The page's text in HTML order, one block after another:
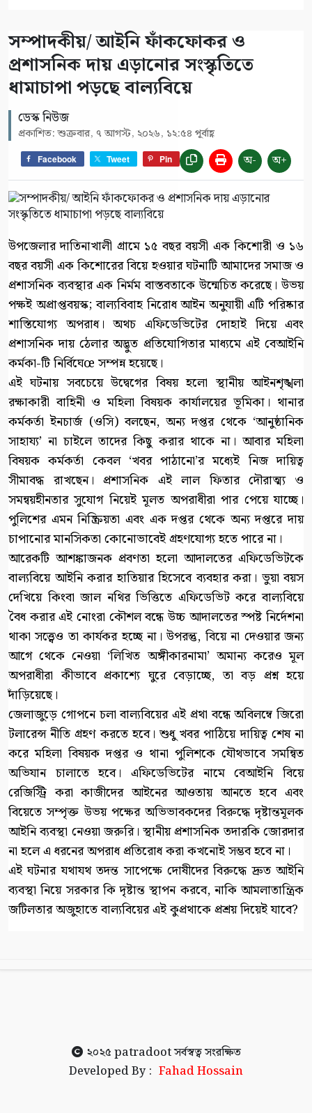
সম্পাদকীয়/ আইনি ফাঁকফোকর ও
প্রশাসনিক দায় এড়ানোর সংস্কৃতিতে
ধামাচাপা পড়ছে বাল্যবিয়ে
ডেস্ক নিউজ
প্রকাশিত: শুক্রবার, ৭ আগস্ট, ২০২৬, ১২:৫৪ পূর্বাহ্ণ
Facebook Tweet Pin অ- অ+
উপজেলার দাতিনাখালী গ্রামে ১৫ বছর বয়সী এক কিশোরী ও ১৬
বছর বয়সী এক কিশোরের বিয়ে হওয়ার ঘটনাটি আমাদের সমাজ ও
প্রশাসনিক ব্যবস্থার এক নির্মম বাস্তবতাকে উন্মেচিত করেছে। উভয়
পক্ষই অপ্রাপ্তবয়স্ক; বাল্যবিবাহ নিরোধ আইন অনুযায়ী এটি পরিষ্কার
শাস্তিযোগ্য অপরাধ। অথচ এফিডেভিটের দোহাই দিয়ে এবং
প্রশাসনিক দায় ঠেলার অদ্ভুত প্রতিযোগিতার মাধ্যমে এই বেআইনি
কর্মকা-টি নির্বিঘেœ সম্পন্ন হয়েছে।
এই ঘটনায় সবচেয়ে উদ্বেগের বিষয় হলো স্থানীয় আইনশৃঙ্খলা
রক্ষাকারী বাহিনী ও মহিলা বিষয়ক কার্যালয়ের ভূমিকা। থানার
কর্মকর্তা ইনচার্জ (ওসি) বলছেন, অন্য দপ্তর থেকে ‘আনুষ্ঠানিক
সাহায্য’ না চাইলে তাদের কিছু করার থাকে না। আবার মহিলা
বিষয়ক কর্মকর্তা কেবল ‘খবর পাঠানো’র মধ্যেই নিজ দায়িত্ব
সীমাবদ্ধ রাখছেন। প্রশাসনিক এই লাল ফিতার দৌরাত্ম্য ও
সমন্বয়হীনতার সুযোগ নিয়েই মূলত অপরাধীরা পার পেয়ে যাচ্ছে।
পুলিশের এমন নিষ্ক্রিয়তা এবং এক দপ্তর থেকে অন্য দপ্তরে দায়
চাপানোর মানসিকতা কোনোভাবেই গ্রহণযোগ্য হতে পারে না।
আরেকটি আশঙ্কাজনক প্রবণতা হলো আদালতের এফিডেভিটকে
বাল্যবিয়ে আইনি করার হাতিয়ার হিসেবে ব্যবহার করা। ভুয়া বয়স
দেখিয়ে কিংবা জাল নথির ভিত্তিতে এফিডেভিট করে বাল্যবিয়ে
বৈধ করার এই নোংরা কৌশল বন্ধে উচ্চ আদালতের স্পষ্ট নির্দেশনা
থাকা সত্ত্বেও তা কার্যকর হচ্ছে না। উপরন্তু, বিয়ে না দেওয়ার জন্য
আগে থেকে নেওয়া ‘লিখিত অঙ্গীকারনামা’ অমান্য করেও মূল
অপরাধীরা কীভাবে প্রকাশ্যে ঘুরে বেড়াচ্ছে, তা বড় প্রশ্ন হয়ে
দাঁড়িয়েছে।
জেলাজুড়ে গোপনে চলা বাল্যবিয়ের এই প্রথা বন্ধে অবিলম্বে জিরো
টলারেন্স নীতি গ্রহণ করতে হবে। শুধু খবর পাঠিয়ে দায়িত্ব শেষ না
করে মহিলা বিষয়ক দপ্তর ও থানা পুলিশকে যৌথভাবে সমন্বিত
অভিযান চালাতে হবে। এফিডেভিটের নামে বেআইনি বিয়ে
রেজিস্ট্রি করা কাজীদের আইনের আওতায় আনতে হবে এবং
বিয়েতে সম্পৃক্ত উভয় পক্ষের অভিভাবকদের বিরুদ্ধে দৃষ্টান্তমূলক
আইনি ব্যবস্থা নেওয়া জরুরি। স্থানীয় প্রশাসনিক তদারকি জোরদার
না হলে এ ধরনের অপরাধ প্রতিরোধ করা কখনোই সম্ভব হবে না।
এই ঘটনার যথাযথ তদন্ত সাপেক্ষে দোষীদের বিরুদ্ধে দ্রুত আইনি
ব্যবস্থা নিয়ে সরকার কি দৃষ্টান্ত স্থাপন করবে, নাকি আমলাতান্ত্রিক
জটিলতার অজুহাতে বাল্যবিয়ের এই কুপ্রথাকে প্রশ্রয় দিয়েই যাবে?
২০২৫ patradootসর্বস্বত্ব সংরক্ষিত
Developed By : Fahad Hossain